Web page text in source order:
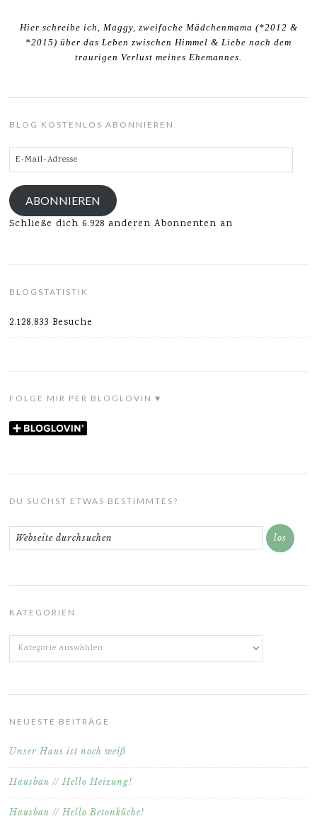
Hier schreibe ich, Maggy, zweifache Mädchenmama (*2012 &
*2015) über das Leben zwischen Himmel & Liebe nach dem
traurigen Verlust meines Ehemannes.
BLOG KOSTENLOS ABONNIEREN
E-
Mail-
Adresse
ABONNIEREN
Schließe dich 6.928 anderen Abonnenten an
BLOGSTATISTIK
2.128.833 Besuche
FOLGE MIR PER BLOGLOVIN ♥
DU SUCHST ETWAS BESTIMMTES?
KATEGORIEN
Kategorien
NEUESTE BEITRÄGE
Unser Haus ist noch weiß
Hausbau // Hello Heizung!
Hausbau // Hello Betonküche!